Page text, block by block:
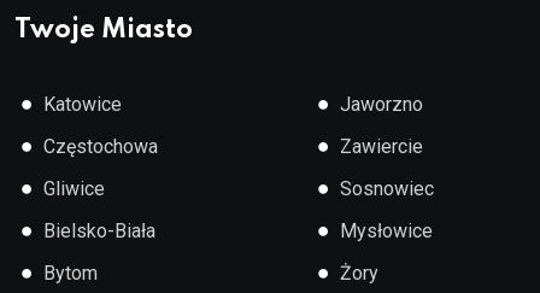
Twoje Miasto
● Katowice
● Częstochowa
● Gliwice
● Bielsko-Biała
● Bytom
● Jaworzno
● Zawiercie
● Sosnowiec
● Mysłowice
● Żory